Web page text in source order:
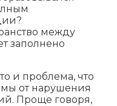
между
заполнено
и проблема, что
от нарушения
Проще говоря,